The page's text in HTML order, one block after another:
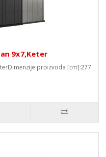
9x7,Keter
proizvoda [cm]:277